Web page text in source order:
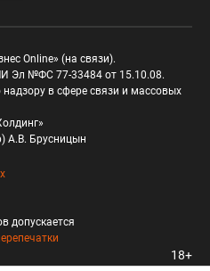
Online» (на связи).
Эл №ФС 77-33484 от 15.10.08.
в сфере связи и массовых
А.В. Брусницын
допускается
18+